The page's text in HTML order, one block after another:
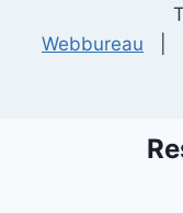
Webbureau |